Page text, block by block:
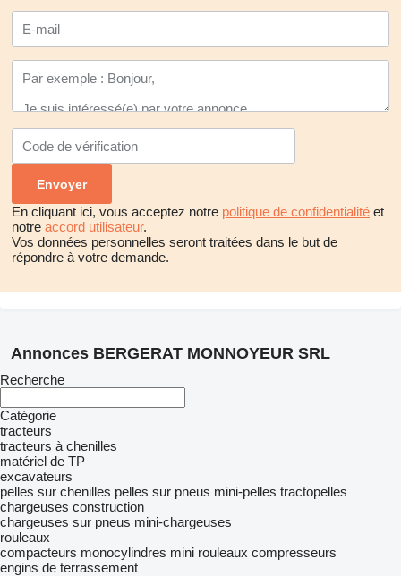
En cliquant ici, vous acceptez notre politique de confidentialité et
notre accord utilisateur.
Vos données personnelles seront traitées dans le but de
répondre à votre demande.
Annonces BERGERAT MONNOYEUR SRL
Recherche
Catégorie
tracteurs
tracteurs à chenilles
matériel de TP
excavateurs
pelles sur chenilles pelles sur pneus mini-pelles tractopelles
chargeuses construction
chargeuses sur pneus mini-chargeuses
rouleaux
compacteurs monocylindres mini rouleaux compresseurs
engins de terrassement